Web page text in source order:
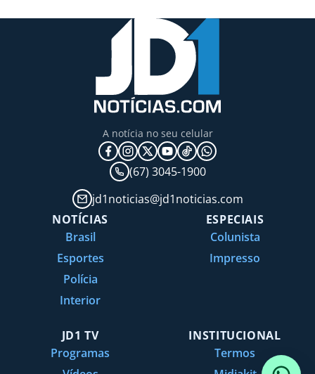
A notícia no seu celular
(67) 3045-1900
jd1noticias@jd1noticias.com
NOTÍCIAS
Brasil
Esportes
Polícia
Interior
ESPECIAIS
Colunista
Impresso
JD1 TV
Programas
INSTITUCIONAL
Termos